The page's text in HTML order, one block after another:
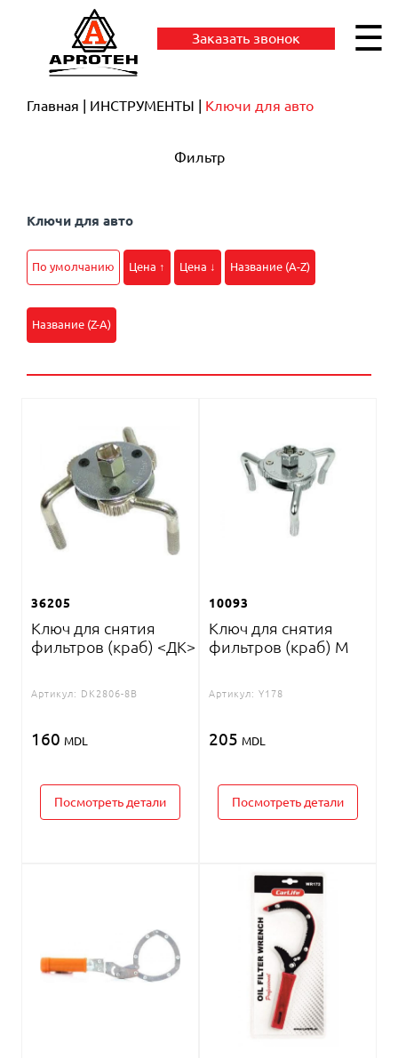
Заказать звонок ☰
Главная ИНСТРУМЕНТЫ Ключи для авто
Фильтр
Ключи для авто
По умолчанию Цена ↑ Цена ↓ Название (A-Z)
Название (Z-A)
36205
Ключ для снятия
фильтров (краб) <ДК>
Артикул: DK2806-8B
160 MDL
Посмотреть детали
10093
Ключ для снятия
фильтров (краб) M
Артикул: Y178
205 MDL
Посмотреть детали